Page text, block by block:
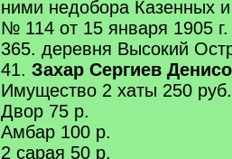
ними недобора Казенных
№ 114 от 15 января 1905 г.
365. деревня Высокий
41. Захар Сергиев
Имущество 2 хаты 250 руб.
Двор 75 р.
Амбар 100 р.
2 сарая 50 р.